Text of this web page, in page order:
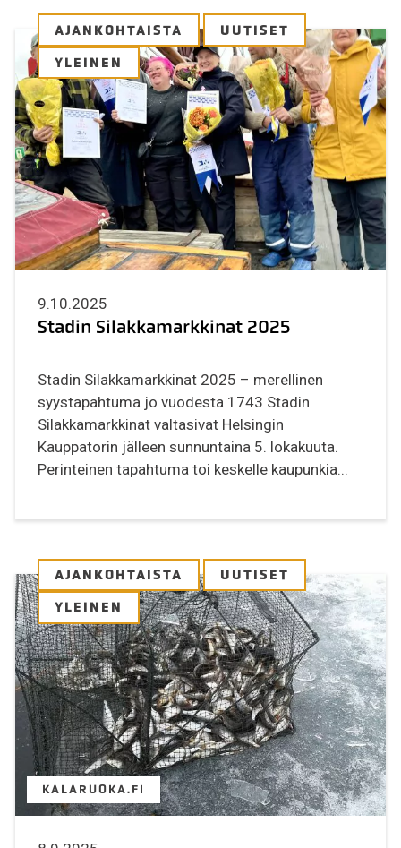
AJANKOHTAISTA UUTISET
YLEINEN
9.10.2025
Stadin Silakkamarkkinat 2025
Stadin Silakkamarkkinat 2025 – merellinen
syystapahtuma jo vuodesta 1743 Stadin
Silakkamarkkinat valtasivat Helsingin
Kauppatorin jälleen sunnuntaina 5. lokakuuta.
Perinteinen tapahtuma toi keskelle kaupunkia...
AJANKOHTAISTA UUTISET
YLEINEN
KALARUOKA.FI